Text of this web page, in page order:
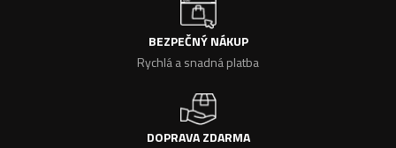
BEZPEČNÝ NÁKUP
Rychlá a snadná platba
DOPRAVA ZDARMA